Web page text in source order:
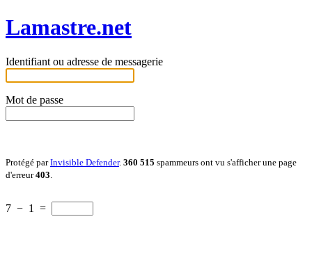
Lamastre.net
Identifiant ou adresse de messagerie
Mot de passe
Protégé parInvisible Defender. 360 515 spammeurs ont vu s'afficher une page
d'erreur403
7 − 1 =